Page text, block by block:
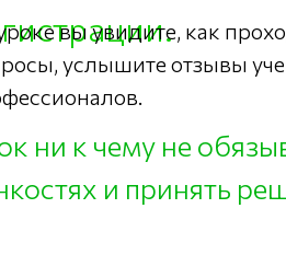
вы увидите, как
услышите отзывы
ни к чему не
и принять